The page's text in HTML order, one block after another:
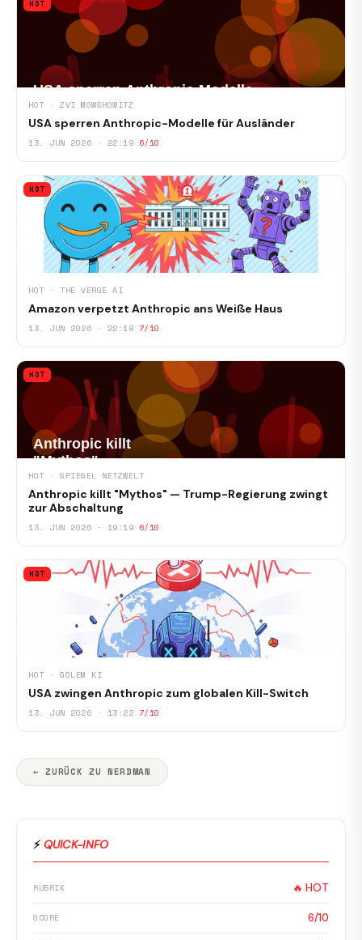
HOT
HOT · ZVI MOWSHOWITZ
USA sperren Anthropic-Modelle für Ausländer
13. JUN 2026 · 22:19 6/10
HOT
HOT · THE VERGE AI
Amazon verpetzt Anthropic ans Weiße Haus
13. JUN 2026 · 22:18 7/10
HOT
HOT · SPIEGEL NETZWELT
Anthropic killt "Mythos" — Trump-Regierung zwingt
zur Abschaltung
13. JUN 2026 · 19:19 6/10
HOT
HOT · GOLEM KI
USA zwingen Anthropic zum globalen Kill-Switch
13. JUN 2026 · 13:22 7/10
← ZURÜCK ZU NERDMAN
⚡ QUICK-INFO
RUBRIK 🔥 HOT
SCORE 6/10